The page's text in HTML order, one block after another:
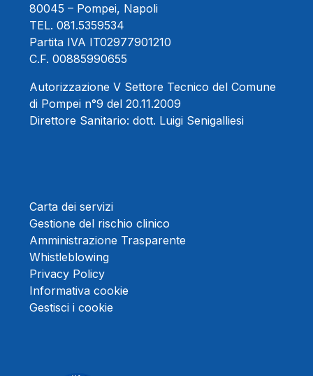
80045 – Pompei, Napoli
TEL. 081.5359534
Partita IVA IT02977901210
C.F. 00885990655
Autorizzazione V Settore Tecnico del Comune
di Pompei n°9 del 20.11.2009
Direttore Sanitario: dott. Luigi Senigalliesi
Carta dei servizi
Gestione del rischio clinico
Amministrazione Trasparente
Whistleblowing
Privacy Policy
Informativa cookie
Gestisci i cookie